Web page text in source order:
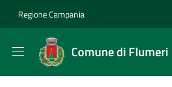
Regione Campania
Comune di Flumeri